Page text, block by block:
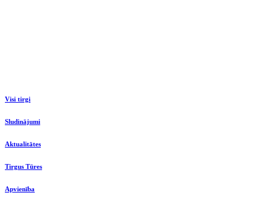
Visi tirgi
Sludinājumi
Aktualitātes
Tirgus Tūres
Apvienība